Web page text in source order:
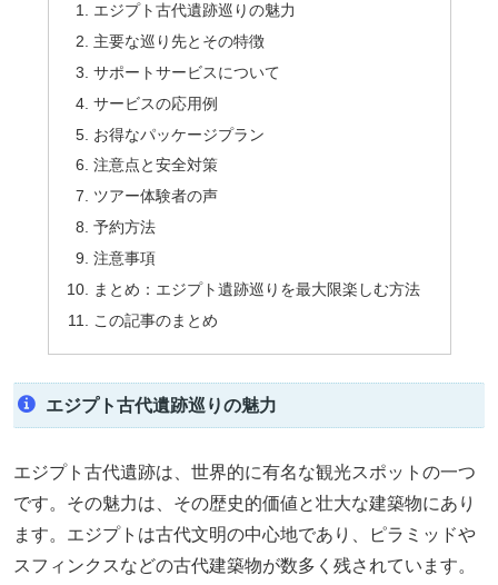
エジプト古代遺跡巡りの魅力
主要な巡り先とその特徴
サポートサービスについて
サービスの応用例
お得なパッケージプラン
注意点と安全対策
ツアー体験者の声
予約方法
注意事項
まとめ：エジプト遺跡巡りを最大限楽しむ方法
この記事のまとめ
エジプト古代遺跡巡りの魅力
エジプト古代遺跡は、世界的に有名な観光スポットの一つ
です。その魅力は、その歴史的価値と壮大な建築物にあり
ます。エジプトは古代文明の中心地であり、ピラミッドや
スフィンクスなどの古代建築物が数多く残されています。